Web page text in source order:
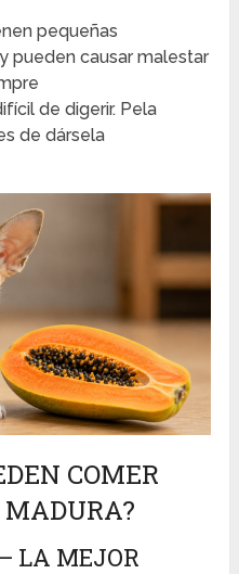
pequeñas
pueden causar malestar
de digerir. Pela
de dársela
COMER
MADURA?
LA MEJOR